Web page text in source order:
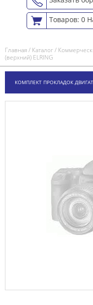
Товаров: 0
Главная/ Каталог/
(верхний) ELRING
КОМПЛЕКТ ПРОКЛАДОК